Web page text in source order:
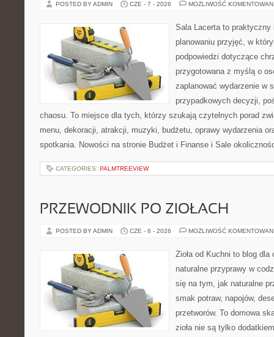
POSTED BY ADMIN CZE - 7 - 2026 MOŻLIWOŚĆ
Sala Lacerta to praktyczny
planowaniu przyjęć, w
podpowiedzi dotyczące
przygotowana z myślą o
zaplanować wydarzenie w
przypadkowych decyzji,
chaosu. To miejsce dla tych, którzy szukają czytelnych porad
menu, dekoracji, atrakcji, muzyki, budżetu, oprawy wydarzenia
spotkania. Nowości na stronie Budżet i Finanse i Sale
CATEGORIES: PALMTREEVIEW
PRZEWODNIK PO ZIOŁACH
POSTED BY ADMIN CZE - 6 - 2026 MOŻLIWOŚĆ
Zioła od Kuchni to blog
naturalne przyprawy w
się na tym, jak naturalne
smak potraw, napojów,
przetworów. To domowa
zioła nie są tylko